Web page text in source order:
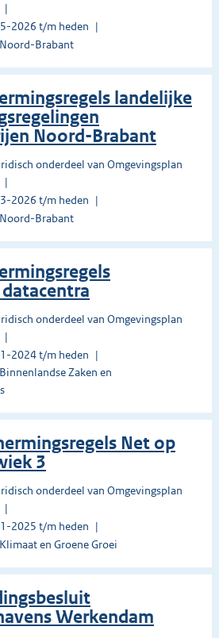
2026 t/m heden
Brabant
landelijke
Noord-Brabant
onderdeel van Omgevingsplan
2026 t/m heden
Brabant
onderdeel van Omgevingsplan
2024 t/m heden
Zaken en
Net op
3
onderdeel van Omgevingsplan
2025 t/m heden
en Groene Groei
Werkendam